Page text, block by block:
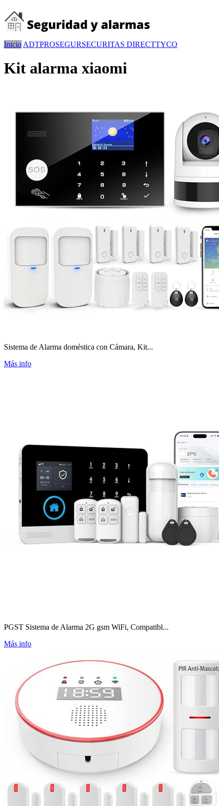
Inicio ADTPROSEGURSECURITAS DIRECTTYCO
Kit alarma xiaomi
Sistema de Alarma doméstica con Cámara, Kit...
Más info
PGST Sistema de Alarma 2G gsm WiFi, Compatibl...
Más info